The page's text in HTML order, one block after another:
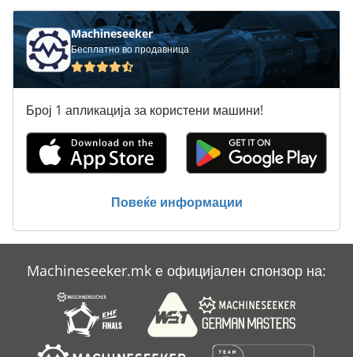
Machineseeker
Бесплатно во продавница
Број 1 апликација за користени машини!
Повеќе информации
Machineseeker.mk е официјален спонзор на: